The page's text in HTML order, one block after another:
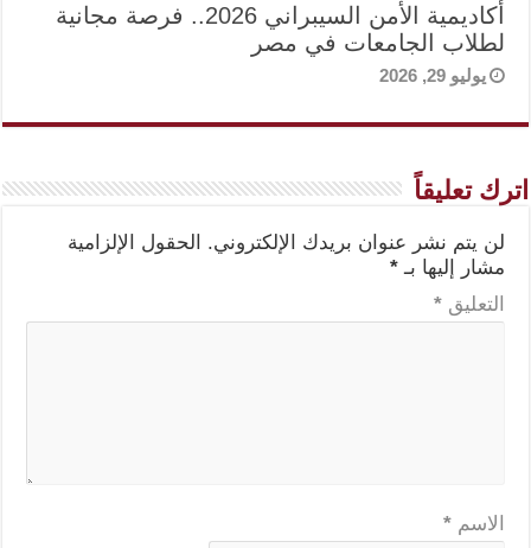
أكاديمية الأمن السيبراني 2026.. فرصة مجانية
لطلاب الجامعات في مصر
يوليو 29, 2026
اترك تعليقاً
لن يتم نشر عنوان بريدك الإلكتروني.
الحقول الإلزامية
مشار إليها بـ *
التعليق *
الاسم *